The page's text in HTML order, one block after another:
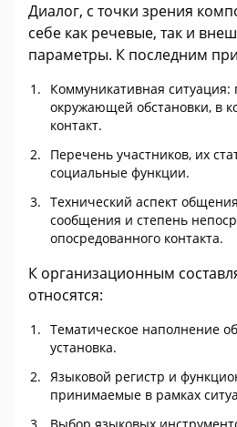
Диалог, с точки зрения
себе как речевые, так и
параметры. К последним
Коммуникативная
окружающей обстановки, в
контакт.
Перечень участников, их
социальные функции.
Технический аспект
сообщения и степень
опосредованного контакта.
К организационным
относятся:
Тематическое наполнение
установка.
Языковой регистр и
принимаемые в рамках